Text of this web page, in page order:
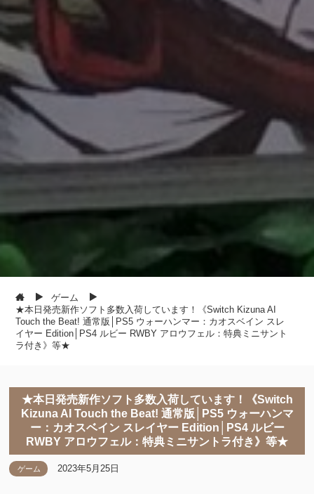
ゲーム
★本日発売新作ソフト多数入荷しています！《Switch Kizuna AI
Touch the Beat! 通常版│PS5 ウォーハンマー：カオスベイン スレ
イヤー Edition│PS4 ルビー RWBY アロウフェル：特典ミニサント
ラ付き》等★
★本日発売新作ソフト多数入荷しています！《Switch
Kizuna AI Touch the Beat! 通常版│PS5 ウォーハンマ
ー：カオスベイン スレイヤー Edition│PS4 ルビー
RWBY アロウフェル：特典ミニサントラ付き》等★
ゲーム 2023年5月25日